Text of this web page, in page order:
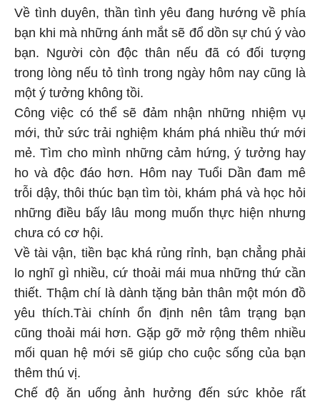
Về tình duyên, thần tình yêu đang hướng về phía
bạn khi mà những ánh mắt sẽ đổ dồn sự chú ý vào
bạn. Người còn độc thân nếu đã có đối tượng
trong lòng nếu tỏ tình trong ngày hôm nay cũng là
một ý tưởng không tồi.
Công việc có thể sẽ đảm nhận những nhiệm vụ
mới, thử sức trải nghiệm khám phá nhiều thứ mới
mẻ. Tìm cho mình những cảm hứng, ý tưởng hay
ho và độc đáo hơn. Hôm nay Tuổi Dần đam mê
trỗi dậy, thôi thúc bạn tìm tòi, khám phá và học hỏi
những điều bấy lâu mong muốn thực hiện nhưng
chưa có cơ hội.
Về tài vận, tiền bạc khá rủng rỉnh, bạn chẳng phải
lo nghĩ gì nhiều, cứ thoải mái mua những thứ cần
thiết. Thậm chí là dành tặng bản thân một món đồ
yêu thích.Tài chính ổn định nên tâm trạng bạn
cũng thoải mái hơn. Gặp gỡ mở rộng thêm nhiều
mối quan hệ mới sẽ giúp cho cuộc sống của bạn
thêm thú vị.
Chế độ ăn uống ảnh hưởng đến sức khỏe rất